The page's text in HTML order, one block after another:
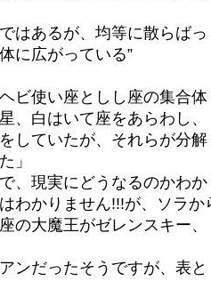
はあるが、均等に散らばっ
に広がっている”
ビ使い座としし座の集合体
、白はいて座をあらわし、
していたが、それらが分解
」
、現実にどうなるのかわか
わかりません!!!が、ソラか
の大魔王がゼレンスキー、
ンだったそうですが、表と